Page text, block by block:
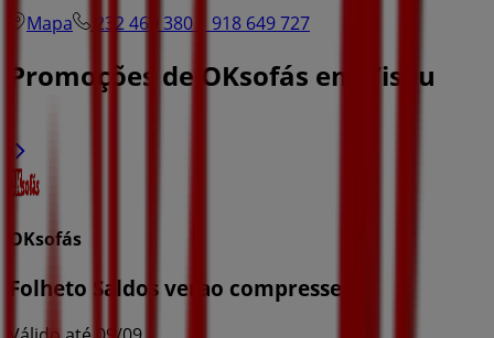
Mapa
232 469 380 | 918 649 727
Promoções de OKsofás em Viseu
OKsofás
Folheto Saldos verao compressed